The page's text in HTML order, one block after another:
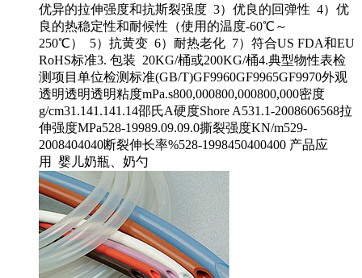
优异的拉伸强度和抗斯裂强度 3）优良的回弹性 4）优
良的热稳定性和耐候性（使用的温度-60℃～
250℃） 5）抗黄变 6）耐热老化 7）符合US FDA和EU
RoHS标准3. 包装 20KG/桶或200KG/桶4.典型物性表检
测项目单位检测标准(GB/T)GF9960GF9965GF9970外观
透明透明透明粘度mPa.s800,000800,000800,000密度
g/cm31.141.141.14邵氏A硬度Shore A531.1-2008606568拉
伸强度MPa528-19989.09.09.0撕裂强度KN/m529-
2008404040断裂伸长率%528-1998450400400 产品应
用 婴儿奶瓶、奶勺